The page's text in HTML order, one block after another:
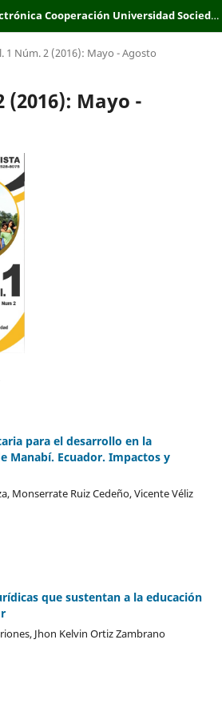
RECUS. Revista Electrónica Cooperación Universidad Sociedad.
1 Núm. 2 (2016): Mayo - Agosto
(2016): Mayo -
para el desarrollo en la
Manabí. Ecuador. Impactos y
Monserrate Ruiz Cedeño, Vicente Véliz
que sustentan a la educación
Jhon Kelvin Ortiz Zambrano